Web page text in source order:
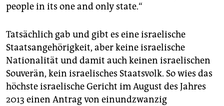
people in its one and only state.“
Tatsächlich gab und gibt es eine israelische
Staatsangehörigkeit, aber keine israelische
Nationalität und damit auch keinen israelischen
Souverän, kein israelisches Staatsvolk. So wies das
höchste israelische Gericht im August des Jahres
2013 einen Antrag von einundzwanzig